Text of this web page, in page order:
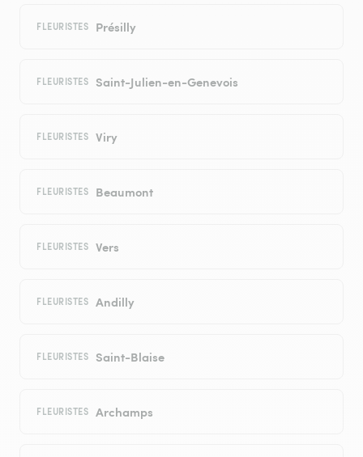
FLEURISTES Présilly
FLEURISTES Saint-Julien-en-Genevois
FLEURISTES Viry
FLEURISTES Beaumont
FLEURISTES Vers
FLEURISTES Andilly
FLEURISTES Saint-Blaise
FLEURISTES Archamps